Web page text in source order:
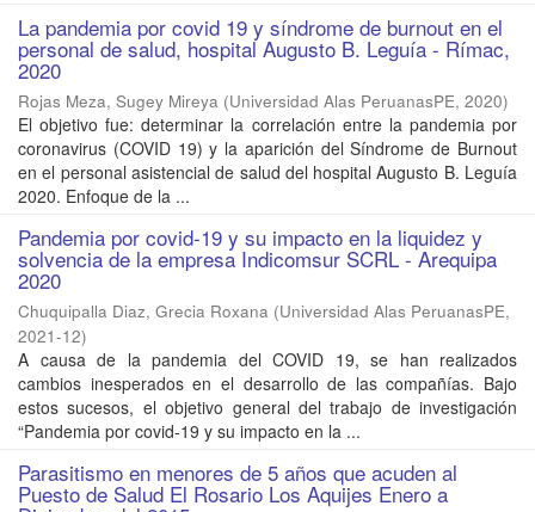
La pandemia por covid 19 y síndrome de burnout en el
personal de salud, hospital Augusto B. Leguía - Rímac,
2020
Rojas Meza, Sugey Mireya (Universidad Alas PeruanasPE, 2020)
El objetivo fue: determinar la correlación entre la pandemia por
coronavirus (COVID 19) y la aparición del Síndrome de Burnout
en el personal asistencial de salud del hospital Augusto B. Leguía
2020. Enfoque de la ...
Pandemia por covid-19 y su impacto en la liquidez y
solvencia de la empresa Indicomsur SCRL - Arequipa
2020
Chuquipalla Diaz, Grecia Roxana (Universidad Alas PeruanasPE,
2021-12)
A causa de la pandemia del COVID 19, se han realizados
cambios inesperados en el desarrollo de las compañías. Bajo
estos sucesos, el objetivo general del trabajo de investigación
“Pandemia por covid-19 y su impacto en la ...
Parasitismo en menores de 5 años que acuden al
Puesto de Salud El Rosario Los Aquijes Enero a